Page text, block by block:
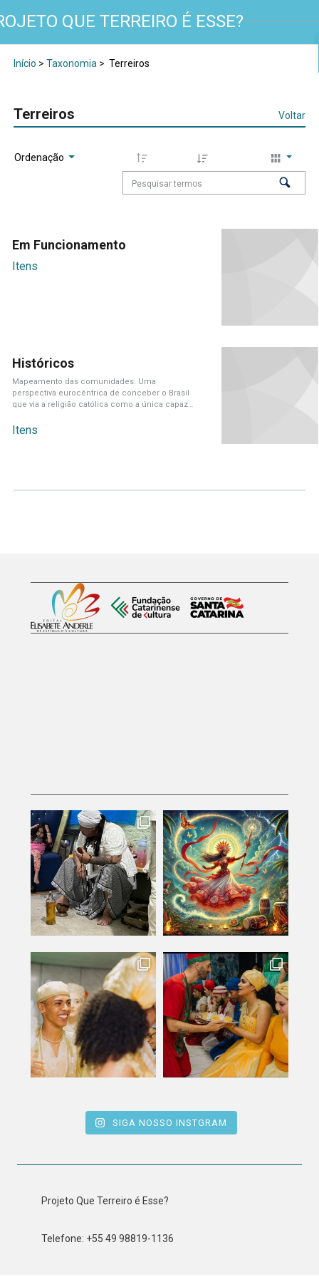
QUE TERREIRO É ESSE?
Início > Taxonomia > Terreiros
Terreiros Voltar
Ordenação
Em Funcionamento
Itens
Históricos
Mapeamento das comunidades: Uma
perspectiva eurocêntrica de conceber o Brasil
que via a religião católica como a única capaz
Itens
SIGA NOSSO INSTGRAM
Projeto Que Terreiro é Esse?
Telefone: +55 49 98819-1136